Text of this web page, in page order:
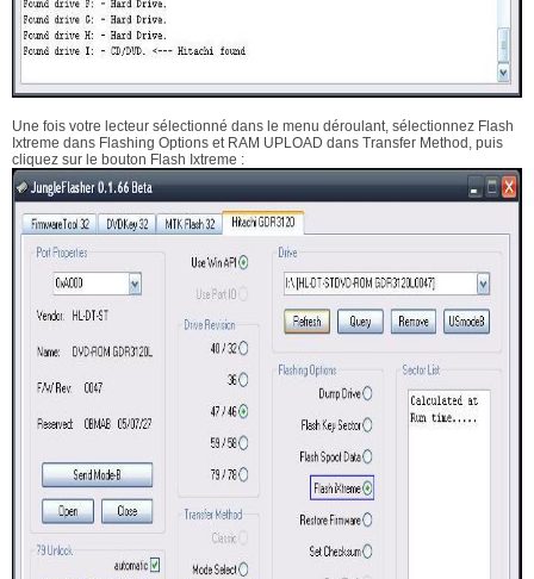
Une fois votre lecteur sélectionné dans le menu déroulant, sélectionnez Flash
Ixtreme dans Flashing Options et RAM UPLOAD dans Transfer Method, puis
cliquez sur le bouton Flash Ixtreme :